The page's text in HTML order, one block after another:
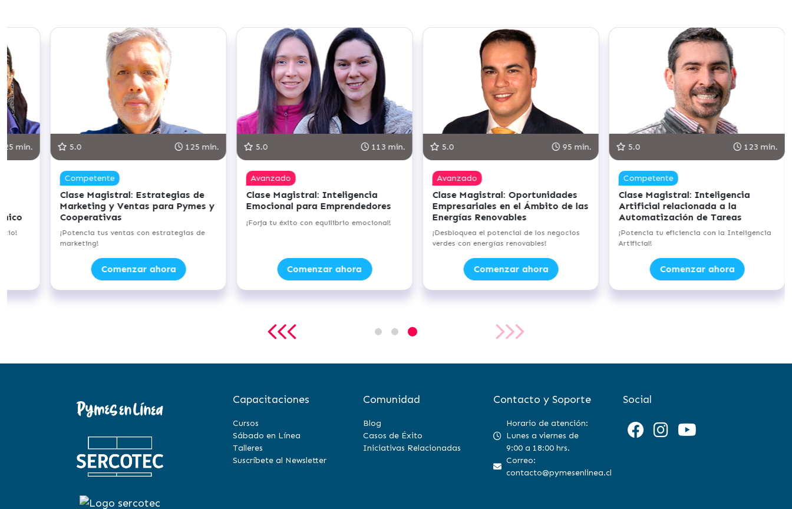
min. 5.0 125 min.
Competente
Clase Magistral: Estrategias de
Marketing y Ventas para Pymes y
Cooperativas
¡Potencia tus ventas con estrategias de
marketing!
Comenzar ahora
5.0 113 min.
Avanzado
Clase Magistral: Inteligencia
Emocional para Emprendedores
¡Forja tu éxito con equilibrio emocional!
Comenzar ahora
5.0 95 min.
Avanzado
Clase Magistral: Oportunidades
Empresariales en el Ámbito de las
Energías Renovables
¡Desbloquea el potencial de los negocios
verdes con energías renovables!
Comenzar ahora
5.0 123 min.
Competente
Clase Magistral: Inteligencia
Artificial relacionada a la
Automatización de Tareas
¡Potencia tu eficiencia con la Inteligencia
Artificial!
Comenzar ahora
Capacitaciones
Cursos
Sábado en Línea
Talleres
Suscríbete al Newsletter
Comunidad
Blog
Casos de Éxito
Iniciativas Relacionadas
Contacto y Soporte
Horario de atención:
Lunes a viernes de
9:00 a 18:00 hrs.
Correo:
contacto@pymesenlinea.cl
Social